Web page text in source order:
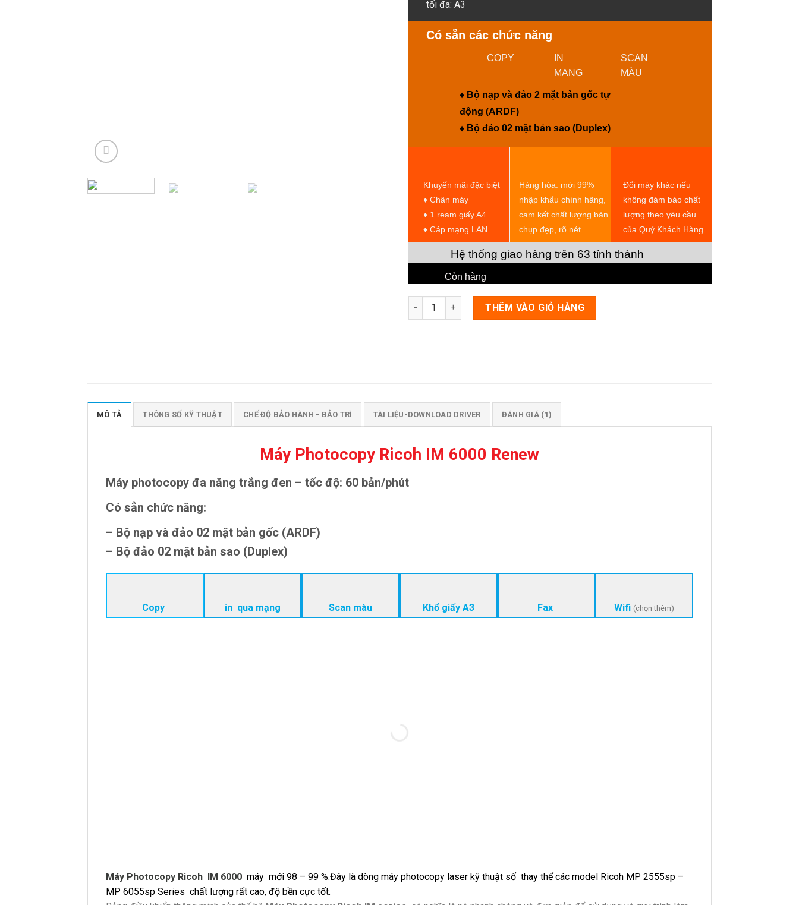
tối đa: A3
Có sẵn các chức năng
COPY
IN
MẠNG
SCAN
MÀU
♦ Bộ nạp và đảo 2 mặt bản gốc tự
động (ARDF)
♦ Bộ đảo 02 mặt bản sao (Duplex)
Khuyến mãi đặc biệt
♦ Chân máy
♦ 1 ream giấy A4
♦ Cáp mạng LAN
Hàng hóa: mới 99%
nhập khẩu chính hãng,
cam kết chất lượng bản
chụp đẹp, rõ nét
Đổi máy khác nếu
không đảm bảo chất
lượng theo yêu cầu
của Quý Khách Hàng
Hệ thống giao hàng trên 63 tỉnh thành
Còn hàng
Số lượng THÊM VÀO GIỎ HÀNG
MÔ TẢ THÔNG SỐ KỸ THUẬT CHẾ ĐỘ BẢO HÀNH - BẢO TRÌ TÀI LIỆU-DOWNLOAD DRIVER ĐÁNH GIÁ (1)
Máy Photocopy Ricoh IM 6000 Renew
Máy photocopy đa năng trắng đen – tốc độ: 60 bản/phút
Có sẳn chức năng:
– Bộ nạp và đảo 02 mặt bản gốc (ARDF)
– Bộ đảo 02 mặt bản sao (Duplex)
Copy in qua mạng Scan màu Khổ giấy A3 Fax Wifi (chọn thêm)
Máy Photocopy Ricoh IM 6000 máy mới 98 – 99 %.Đây là dòng máy photocopy laser kỹ thuật số thay thế các model Ricoh MP 2555sp –
MP 6055sp Series chất lượng rất cao, độ bền cực tốt.